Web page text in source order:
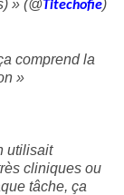
» (@Titechofie)
comprend la
»
utilisait
cliniques ou
tâche, ça